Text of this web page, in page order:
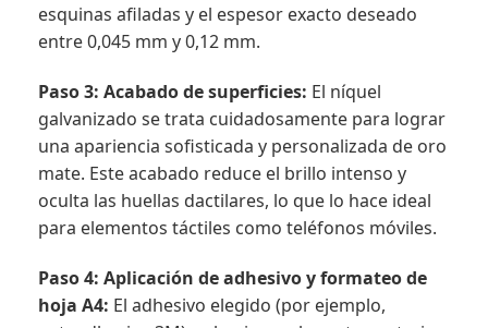
esquinas afiladas y el espesor exacto deseado
entre 0,045 mm y 0,12 mm.
Paso 3: Acabado de superficies: El níquel
galvanizado se trata cuidadosamente para lograr
una apariencia sofisticada y personalizada de oro
mate. Este acabado reduce el brillo intenso y
oculta las huellas dactilares, lo que lo hace ideal
para elementos táctiles como teléfonos móviles.
Paso 4: Aplicación de adhesivo y formateo de
hoja A4: El adhesivo elegido (por ejemplo,